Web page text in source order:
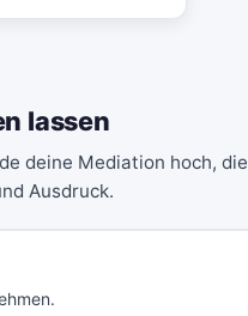
lassen
deine Mediation hoch, die
Ausdruck.